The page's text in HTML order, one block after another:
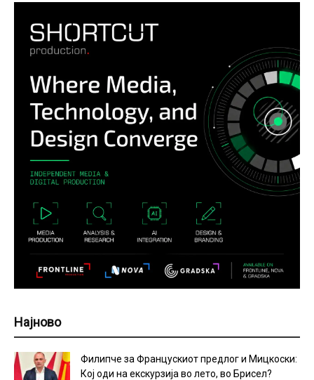
Најново
Филипче за Францускиот предлог и Мицкоски:
Кој оди на екскурзија во лето, во Брисел?